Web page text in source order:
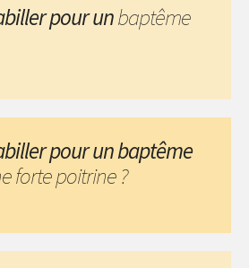
pour unbaptême
pour un baptême
forte poitrine ?